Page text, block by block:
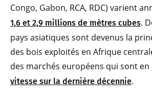
Congo, Gabon, RCA, RDC) varient
1,6 et 2,9 millions de mètres cubes.
pays asiatiques sont devenus la
des bois exploités en Afrique
des marchés européens qui sont en
vitesse sur la dernière décennie.